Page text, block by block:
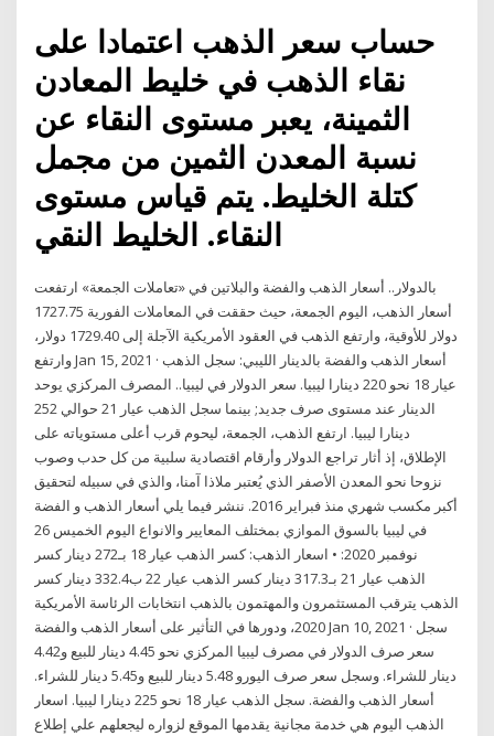
حساب سعر الذهب اعتمادا على
نقاء الذهب في خليط المعادن
الثمينة، يعبر مستوى النقاء عن
نسبة المعدن الثمين من مجمل
كتلة الخليط. يتم قياس مستوى
بالدولار.. أسعار الذهب والفضة والبلاتين في «تعاملات الجمعة» ارتفعت
أسعار الذهب، اليوم الجمعة، حيث حققت في المعاملات الفورية 1727.75
دولار للأوقية، وارتفع الذهب في العقود الأمريكية الآجلة إلى 1729.40 دولار،
وارتفع Jan 15, 2021 · أسعار الذهب والفضة بالدينار الليبي: سجل الذهب
عيار 18 نحو 220 دينارا ليبيا. سعر الدولار في ليبيا.. المصرف المركزي يوحد
الدينار عند مستوى صرف جديد; بينما سجل الذهب عيار 21 حوالي 252
دينارا ليبيا. ارتفع الذهب، الجمعة، ليحوم قرب أعلى مستوياته على
الإطلاق، إذ أثار تراجع الدولار وأرقام اقتصادية سلبية من كل حدب وصوب
نزوحا نحو المعدن الأصفر الذي يُعتبر ملاذا آمنا، والذي في سبيله لتحقيق
أكبر مكسب شهري منذ فبراير 2016. ننشر فيما يلي أسعار الذهب و الفضة
في ليبيا بالسوق الموازي بمختلف المعايير والانواع اليوم الخميس 26
نوفمبر 2020: • اسعار الذهب: كسر الذهب عيار 18 بـ272 دينار كسر
الذهب عيار 21 بـ317.3 دينار كسر الذهب عيار 22 ب332.4 دينار كسر
الذهب يترقب المستثمرون والمهتمون بالذهب انتخابات الرئاسة الأمريكية
2020، ودورها في التأثير على أسعار الذهب والفضة Jan 10, 2021 · سجل
سعر صرف الدولار في مصرف ليبيا المركزي نحو 4.45 دينار للبيع و4.42
دينار للشراء. وسجل سعر صرف اليورو 5.48 دينار للبيع و5.45 دينار للشراء.
أسعار الذهب والفضة. سجل الذهب عيار 18 نحو 225 دينارا ليبيا. اسعار
الذهب اليوم هي خدمة مجانية يقدمها الموقع لزواره ليجعلهم علي إطلاع